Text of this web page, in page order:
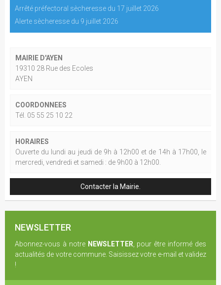
Arrêté préfectoral sècheresse du 17 juillet 2026
Alerte sècheresse du 9 juillet 2026
MAIRIE D'AYEN
19310 28 Rue des Ecoles
AYEN
COORDONNEES
Tél. 05 55 25 10 22
HORAIRES
Ouverte du lundi au jeudi de 9h à 12h00 et de 14h à 17h00, le
mercredi, vendredi et samedi : de 9h00 à 12h00.
Contacter la Mairie.
NEWSLETTER
Abonnez-vous à notre NEWSLETTER , pour être informé des
actualités de votre commune. Saisissez votre e-mail et validez
!